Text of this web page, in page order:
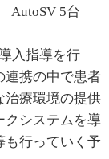
AutoSV 5台
入指導を行
連携の中で患者
治療環境の提供
クシステムを導
も行っていく予